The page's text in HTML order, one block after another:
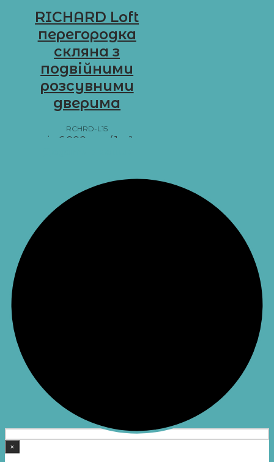
RICHARD Loft
перегородка
скляна з
подвійними
розсувними
дверима
RCHRD-L15
від 6 900
/ 1 м²
×